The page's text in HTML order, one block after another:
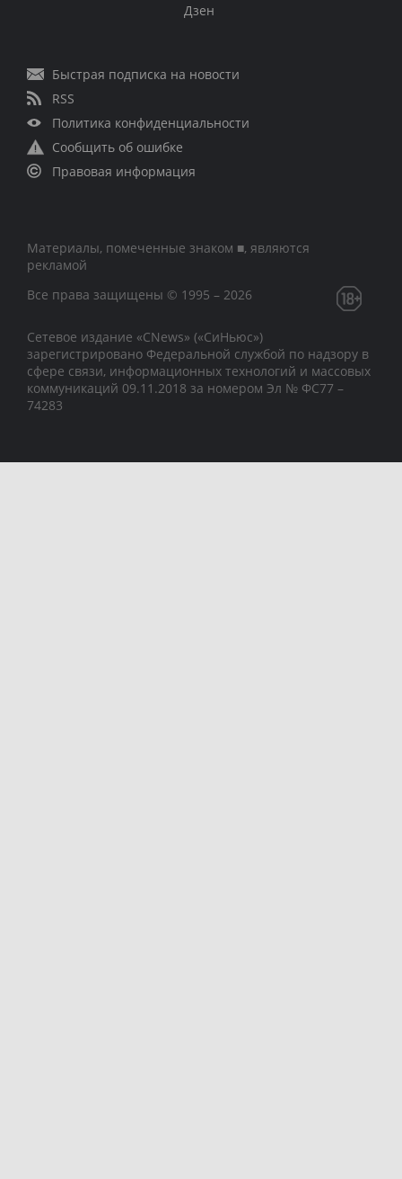
Дзен
Быстрая подписка на новости
RSS
Политика конфиденциальности
Сообщить об ошибке
Правовая информация
Материалы, помеченные знаком ■, являются
рекламой
Все права защищены © 1995 – 2026
Сетевое издание «CNews» («СиНьюс»)
зарегистрировано Федеральной службой по надзору в
сфере связи, информационных технологий и массовых
коммуникаций 09.11.2018 за номером Эл № ФС77 –
74283